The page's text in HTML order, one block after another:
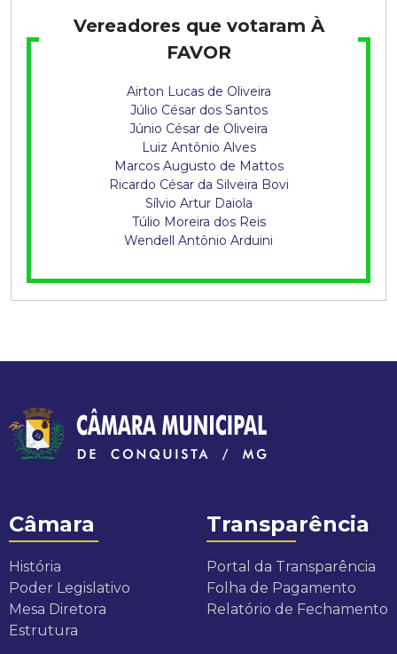
Vereadores que votaram À
FAVOR
Airton Lucas de Oliveira
Júlio César dos Santos
Júnio César de Oliveira
Luiz Antônio Alves
Marcos Augusto de Mattos
Ricardo César da Silveira Bovi
Sílvio Artur Daiola
Túlio Moreira dos Reis
Wendell Antônio Arduini
Câmara
História
Poder Legislativo
Mesa Diretora
Estrutura
Transparência
Portal da Transparência
Folha de Pagamento
Relatório de Fechamento